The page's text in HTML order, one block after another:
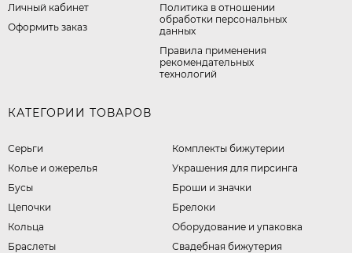
Личный кабинет
Оформить заказ
​Политика в отношении
обработки персональных
данных
Правила применения
рекомендательных
технологий
КАТЕГОРИИ ТОВАРОВ
Серьги
Колье и ожерелья
Бусы
Цепочки
Кольца
Браслеты
Комплекты бижутерии
Украшения для пирсинга
Броши и значки
Брелоки
Оборудование и упаковка
Свадебная бижутерия